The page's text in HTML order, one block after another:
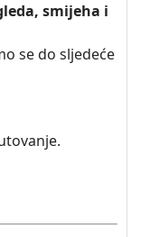
smijeha i
se do sljedeće